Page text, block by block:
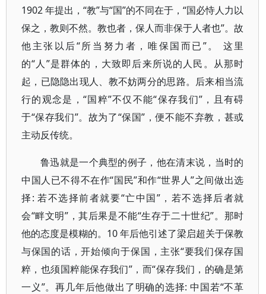
1902 年提出，“教”与“国”的不同在于，“国必恃人力以
保之，教则不然。教也者，保人而非保于人者也”。故
他主张以后“所当努力者，唯保国而已”。 这里
的“人”是群体的，大致即后来所说的人民。从那时
起，已隐隐出现人、教不妨两分的思路。后来相当流
行的观念是，“国粹”不仅不能“保存我们”，且有碍
于“保存我们”。故为了“保国”，便不能不弃教，甚或
主动反传统。
鲁迅就是一个典型的例子，他在清末说，当时的
中国人已不得不在作“国民”和作“世界人”之间做出选
择: 若不选择前者就要“亡中国”，若不选择后者就
会“畔文明”，其后果是不能“生存于二十世纪”。那时
他的态度是模糊的。10 年后他引述了梁启超关于保教
与保国的话，开始倾向于保国，主张“要我们保存国
粹，也须国粹能保存我们”，而“保存我们，的确是第
一义”。再几年后他做出了明确的选择: 中国若“不革